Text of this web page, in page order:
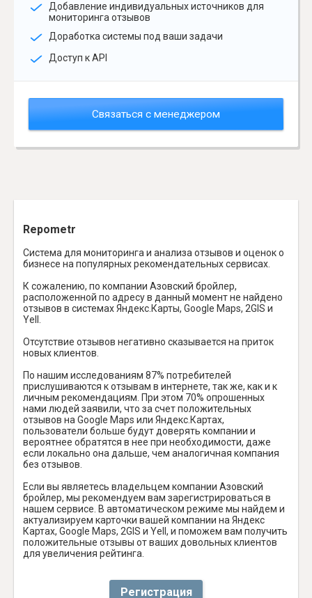
Добавление индивидуальных источников для
мониторинга отзывов
Доработка системы под ваши задачи
Доступ к API
Связаться с менеджером
Repometr
Система для мониторинга и анализа отзывов и оценок о
бизнесе на популярных рекомендательных сервисах.
К сожалению, по компании Азовский бройлер,
расположенной по адресу в данный момент не найдено
отзывов в системах Яндекс.Карты, Google Maps, 2GIS и
Yell.
Отсутствие отзывов негативно сказывается на приток
новых клиентов.
По нашим исследованиям 87% потребителей
прислушиваются к отзывам в интернете, так же, как и к
личным рекомендациям. При этом 70% опрошенных
нами людей заявили, что за счет положительных
отзывов на Google Maps или Яндекс.Картах,
пользователи больше будут доверять компании и
вероятнее обратятся в нее при необходимости, даже
если локально она дальше, чем аналогичная компания
без отзывов.
Если вы являетесь владельцем компании Азовский
бройлер, мы рекомендуем вам зарегистрироваться в
нашем сервисе. В автоматическом режиме мы найдем и
актуализируем карточки вашей компании на Яндекс
Картах, Google Maps, 2GIS и Yell, и поможем вам получить
положительные отзывы от ваших довольных клиентов
для увеличения рейтинга.
Регистрация